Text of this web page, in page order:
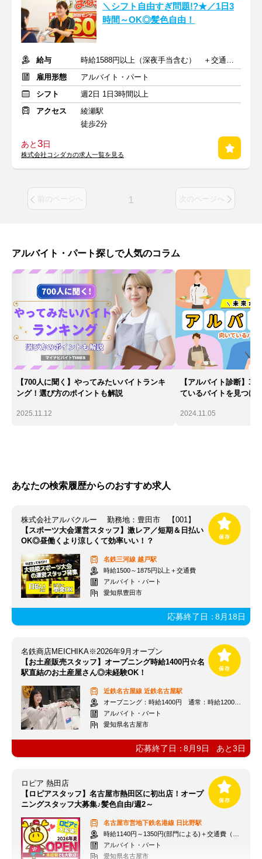
＼シフト自由すぎ問題!?★／1日3
時間～OK◎髪色自由！
給与
時給1588円以上（深夜手当含む） ＋交通費支給
雇用形態
アルバイト・パート
シフト
週2日 1日3時間以上
アクセス
綾瀬駅
徒歩2分
あと3日
株式会社コシダカの求人一覧を見る
前のページへ 1 次のページへ
アルバイト・パート探しで人気のコラム
【700人に聞く】やってみたいバイトランキ
ング！選び方のポイントも解説
2025.11.12
【アルバイト診断】
ているバイトを見つけ
2024.11.05
あなたの検索履歴からのおすすめ求人
株式会社アルバクルー 勤務地：豊田市 【001】
【スポーツ大会運営スタッフ】激レア／短期＆日払い
OK◎昼働くより涼しくて効率いい！？
名鉄三河線 越戸駅
時給1500～1875円以上＋交通費
アルバイト・パート
愛知県豊田市
応募終了日：8月18日
名鉄商店MEICHIKA※2026年9月オープン
【お土産販売スタッフ】オープニング時給1400円☆名
駅直結のお土産屋さん◎未経験OK！
近鉄名古屋線 近鉄名古屋駅
オープニング：時給1400円 通常：時給1200円～＋交通費全額支給
アルバイト・パート
愛知県名古屋市
応募終了日：8月9日 あと3日
ロピア 熱田店
【ロピアスタッフ】名古屋市熱田区に初出店！オープ
ニングスタッフ大募集♪髪色自由/週2～
名古屋市営地下鉄名港線 日比野駅
時給1140円～1350円(部門による)＋交通費（社内規定）
アルバイト・パート
愛知県名古屋市